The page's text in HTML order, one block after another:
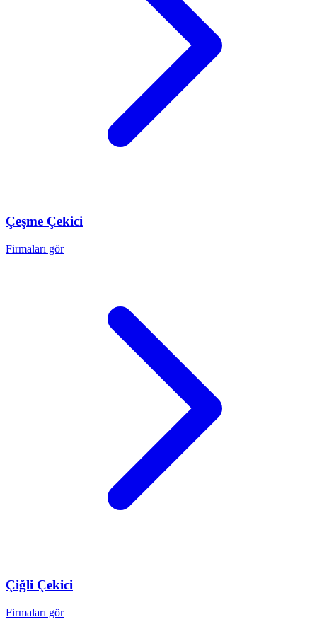
Çeşme Çekici
Firmaları gör
Çiğli Çekici
Firmaları gör